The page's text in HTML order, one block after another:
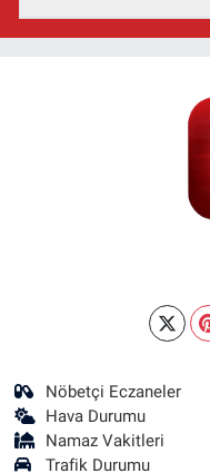
Nöbetçi Eczaneler
Hava Durumu
Namaz Vakitleri
Trafik Durumu